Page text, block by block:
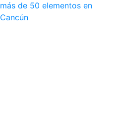
más de 50 elementos en
Cancún